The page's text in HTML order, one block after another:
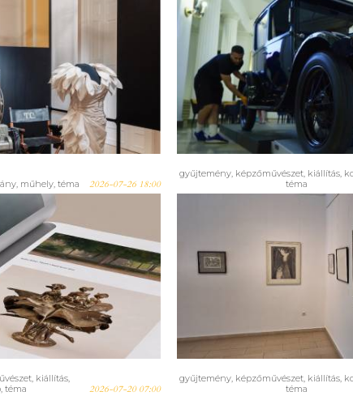
álom
akik
a Nemzeti
tárlatára
100 éves
Múzeumban –
„Amerikai
műhely ,téma 2026-07-26 18:00
művészet
megjelenő
A
Tárlatok első
gyűjtemény képzőművészet kiállítás
téma
Még egy
Varázsos
Galériában –
antológia
, kiállítás,
,téma 2026-07-20 07:00
gyűjtemény, képzőművészet, kiállítás,
téma